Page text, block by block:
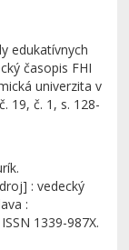
edukatívnych
časopis FHI
univerzita v
19, č. 1, s. 128-
: vedecký
:
1339-987X.